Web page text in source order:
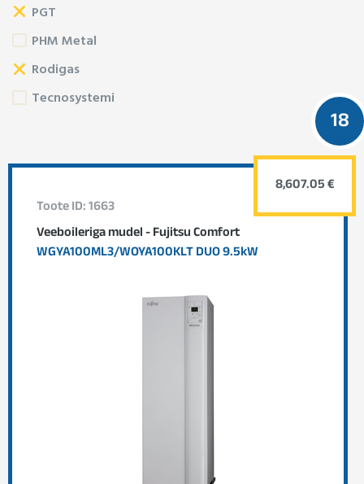
PGT
PHM Metal
Rodigas
Tecnosystemi
18
Toote ID: 1663
Veeboileriga mudel - Fujitsu Comfort
WGYA100ML3/WOYA100KLT DUO 9.5kW
8,607.05 €